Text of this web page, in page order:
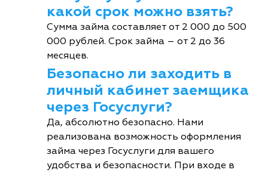
какой срок можно взять?
Сумма займа составляет от 2 000 до 500
000 рублей. Срок займа – от 2 до 36
месяцев.
Безопасно ли заходить в
личный кабинет заемщика
через Госуслуги?
Да, абсолютно безопасно. Нами
реализована возможность оформления
займа через Госуслуги для вашего
удобства и безопасности. При входе в